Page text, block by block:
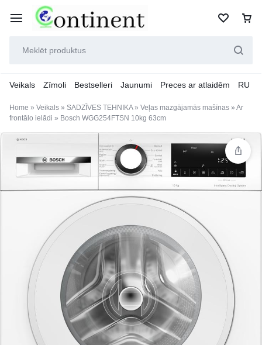
Veikals Zīmoli Bestselleri Jaunumi Preces ar atlaidēm RU
Home » Veikals » SADZĪVES TEHNIKA» Veļas mazgājamās mašīnas » Ar
frontālo ielādi » Bosch WGG254FTSN 10kg 63cm